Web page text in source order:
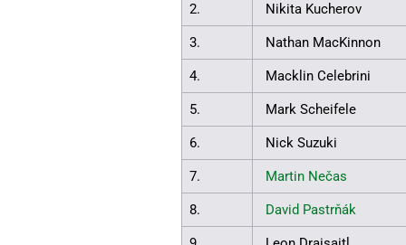
2. Nikita Kucherov
3. Nathan MacKinnon
4. Macklin Celebrini
5. Mark Scheifele
6. Nick Suzuki
7. Martin Nečas
8. David Pastrňák